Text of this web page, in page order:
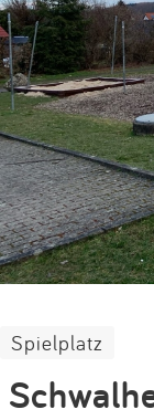
Spielplatz